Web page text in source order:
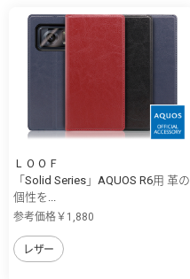
ＬＯＯＦ
「Solid Series」AQUOS R6用 革の
個性を...
参考価格￥1,880
レザー